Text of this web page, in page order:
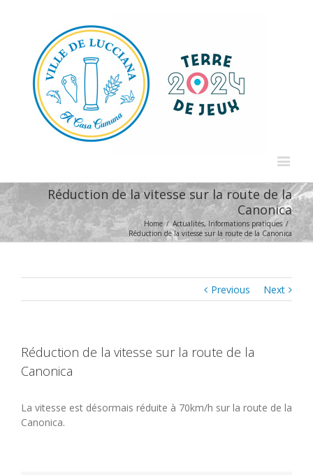
Réduction de la vitesse sur la route de la
Canonica
Home / Actualités, Informations pratiques /
Réduction de la vitesse sur la route de la Canonica
Previous Next
Réduction de la vitesse sur la route de la
Canonica
La vitesse est désormais réduite à 70km/h sur la route de la
Canonica.